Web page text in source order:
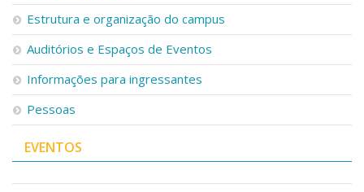
Estrutura e organização do campus
Auditórios e Espaços de Eventos
Informações para ingressantes
Pessoas
EVENTOS